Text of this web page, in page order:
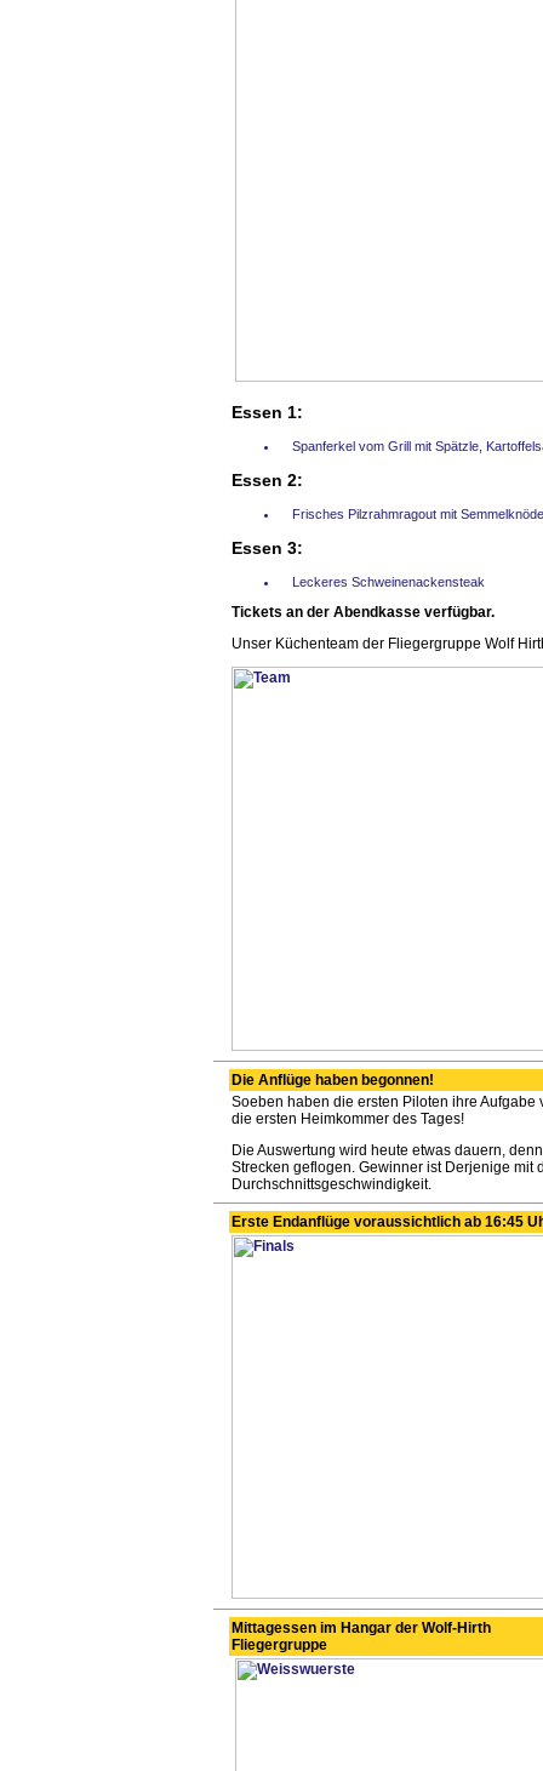
Essen 1:
Spanferkel vom Grill mit Spätzle,
Essen 2:
Frisches Pilzrahmragout mit
Essen 3:
Leckeres Schweinenackensteak
Tickets an der Abendkasse verfügbar.
Unser Küchenteam der Fliegergruppe Wolf
Die Anflüge haben begonnen!
Soeben haben die ersten Piloten ihre
die ersten Heimkommer des Tages!
Die Auswertung wird heute etwas dauern,
Strecken geflogen. Gewinner ist Derjenige mit
Durchschnittsgeschwindigkeit.
Erste Endanflüge voraussichtlich ab 16:45
Mittagessen im Hangar der Wolf-Hirth
Fliegergruppe